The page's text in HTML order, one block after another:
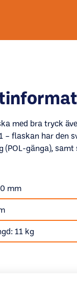
med bra tryck
– flaskan har den
(POL-gänga),
mm
11 kg